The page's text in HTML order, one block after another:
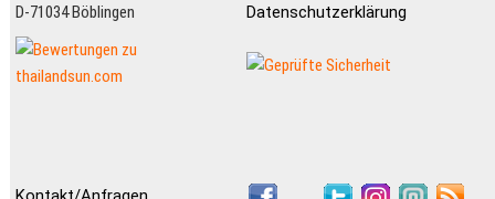
D-71034 Böblingen
Datenschutzerklärung